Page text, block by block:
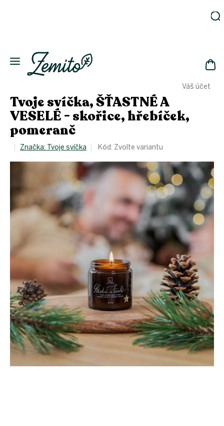
Váš účet
Eko
domácnost
Kosmetika
Eko
láhve
Akce
Zachraň
Přihlášení
Tvoje svíčka, ŠŤASTNÉ A
VESELÉ - skořice, hřebíček,
pomeranč
Značka: Tvoje svíčka Kód: Zvolte variantu